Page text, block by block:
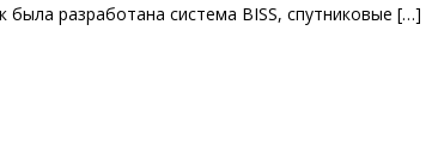
разработана система BISS, спутниковые […]